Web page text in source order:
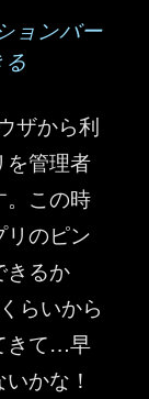
ョンバー
ザから利
を管理者
。この時
リのピン
きるか
らいから
きて…早
かな！